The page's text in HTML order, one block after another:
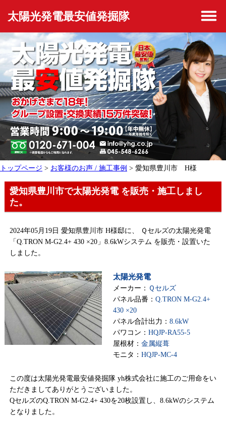
太陽光発電最安値発掘隊
トップページ > お客様のお声 / 施工事例 > 愛知県豊川市 H様
愛知県豊川市で太陽光発電 を販売・施工しまし
た。
2024年05月19日 愛知県豊川市 H様邸に、 Ｑセルズの太陽光発電
「Q.TRON M-G2.4+ 430 ×20」8.6kWシステム を販売・設置いた
しました。
太陽光発電
メーカー： Ｑセルズ
パネル品番： Q.TRON M-G2.4+
430 ×20
パネル合計出力： 8.6kW
パワコン： HQJP-RA55-5
屋根材： 金属縦葺
モニタ： HQJP-MC-4
この度は太陽光発電最安値発掘隊 yh株式会社に施工のご用命をい
ただきましてありがとうございました。
QセルズのQ.TRON M-G2.4+ 430を20枚設置し、8.6kWのシステム
となりました。